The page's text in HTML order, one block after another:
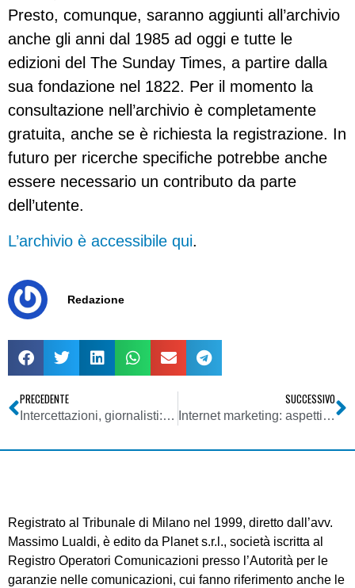
Presto, comunque, saranno aggiunti all’archivio
anche gli anni dal 1985 ad oggi e tutte le
edizioni del The Sunday Times, a partire dalla
sua fondazione nel 1822. Per il momento la
consultazione nell’archivio è completamente
gratuita, anche se è richiesta la registrazione. In
futuro per ricerche specifiche potrebbe anche
essere necessario un contributo da parte
dell’utente.
L’archivio è accessibile qui.
Redazione
PRECEDENTE
Intercettazioni, giornalisti: l’Ordine non disporrà la sospensione dei colleghi dalla professione. Fnsi: possibile uno sciopero
SUCCESSIVO
Internet marketing: aspetti giuridici della pubblicità e delle pratiche commerciali online
Registrato al Tribunale di Milano nel 1999, diretto dall’avv.
Massimo Lualdi, è edito da Planet s.r.l., società iscritta al
Registro Operatori Comunicazioni presso l’Autorità per le
garanzie nelle comunicazioni, cui fanno riferimento anche le